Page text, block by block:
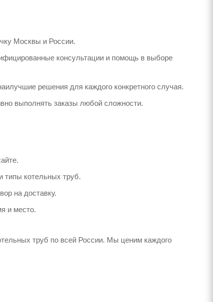
Москвы и России.
консультации и помощь в выборе
решения для каждого конкретного случая.
выполнять заказы любой сложности.
типы котельных труб.
на доставку.
и место.
труб по всей России. Мы ценим каждого